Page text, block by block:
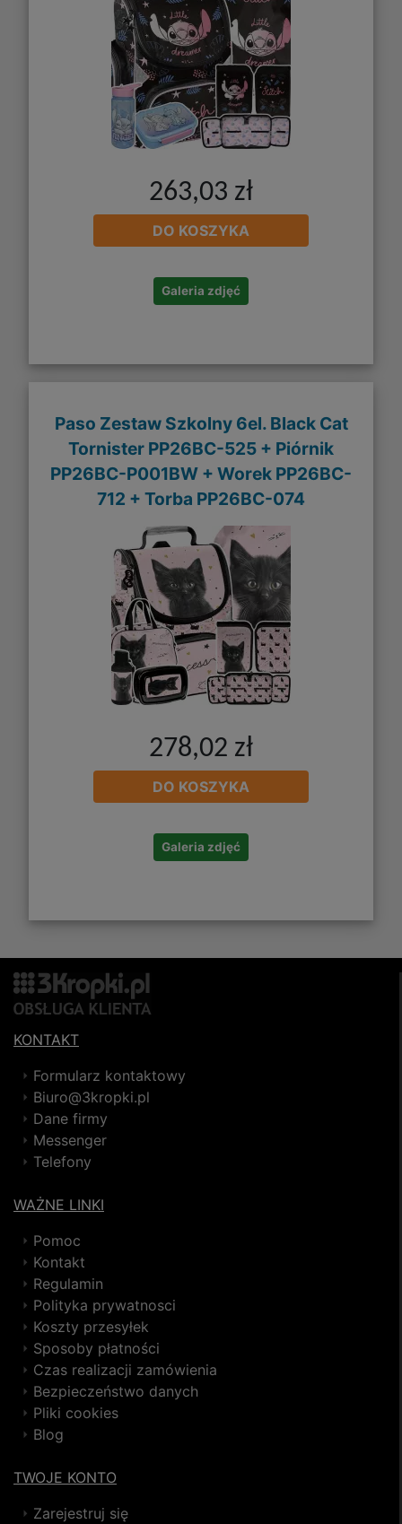
263,03 zł
DO KOSZYKA
Galeria zdjęć
Paso Zestaw Szkolny 6el. Black Cat
Tornister PP26BC-525 + Piórnik
PP26BC-P001BW + Worek PP26BC-
712 + Torba PP26BC-074
278,02 zł
DO KOSZYKA
Galeria zdjęć
KONTAKT
Formularz kontaktowy
Biuro@3kropki.pl
Dane firmy
Messenger
Telefony
WAŻNE LINKI
Pomoc
Kontakt
Regulamin
Polityka prywatnosci
Koszty przesyłek
Sposoby płatności
Czas realizacji zamówienia
Bezpieczeństwo danych
Pliki cookies
Blog
TWOJE KONTO
Zarejestruj się